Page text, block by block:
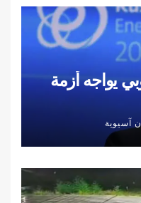
يواجه أزمة
آسيوية